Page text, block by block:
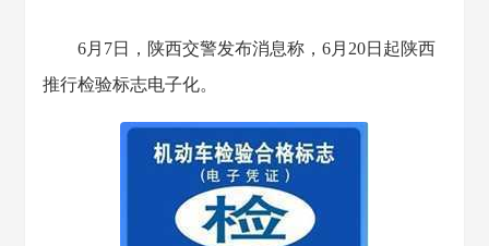
6月7日，陕西交警发布消息称，6月20日起陕西
推行检验标志电子化。